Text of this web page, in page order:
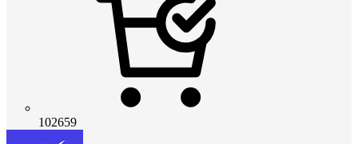
102659